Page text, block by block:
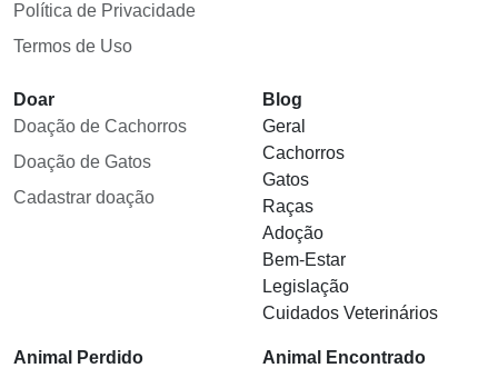
Política de Privacidade
Termos de Uso
Doar
Doação de Cachorros
Doação de Gatos
Cadastrar doação
Blog
Geral
Cachorros
Gatos
Raças
Adoção
Bem-Estar
Legislação
Cuidados Veterinários
Animal Perdido
Animal Encontrado